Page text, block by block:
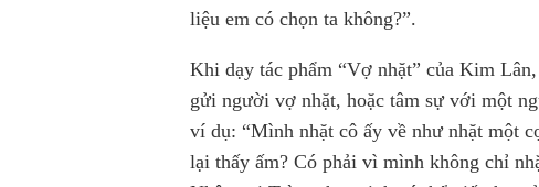
liệu em có chọn ta không?”.
Khi dạy tác phẩm “Vợ nhặt” của Kim
gửi người vợ nhặt, hoặc tâm sự với một
ví dụ: “Mình nhặt cô ấy về như nhặt một
lại thấy ấm? Có phải vì mình không chỉ